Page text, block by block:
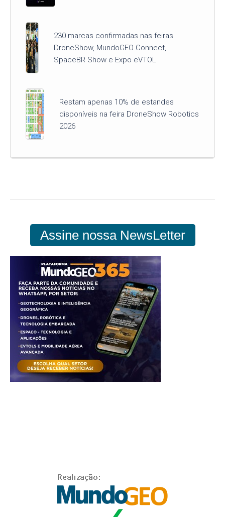
230 marcas confirmadas nas feiras
DroneShow, MundoGEO Connect,
SpaceBR Show e Expo eVTOL
Restam apenas 10% de estandes
disponíveis na feira DroneShow Robotics
2026
Assine nossa NewsLetter